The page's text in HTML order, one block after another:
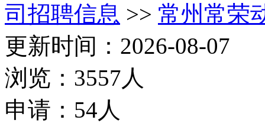
司招聘信息 >> 常州常荣
更新时间：2026-08-07
浏览：3557人
申请：54人